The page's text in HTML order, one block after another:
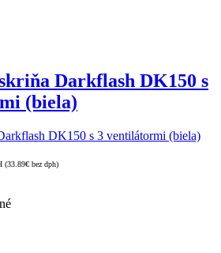
Darkflash DK150 s
(biela)
DK150 s 3 ventilátormi (biela)
(33.89€ bez dph)